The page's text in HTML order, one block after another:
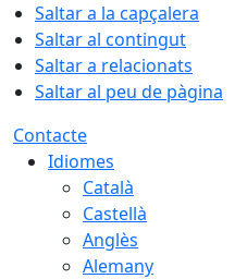
Saltar a la capçalera
Saltar al contingut
Saltar a relacionats
Saltar al peu de pàgina
Contacte
Idiomes
Català
Castellà
Anglès
Alemany